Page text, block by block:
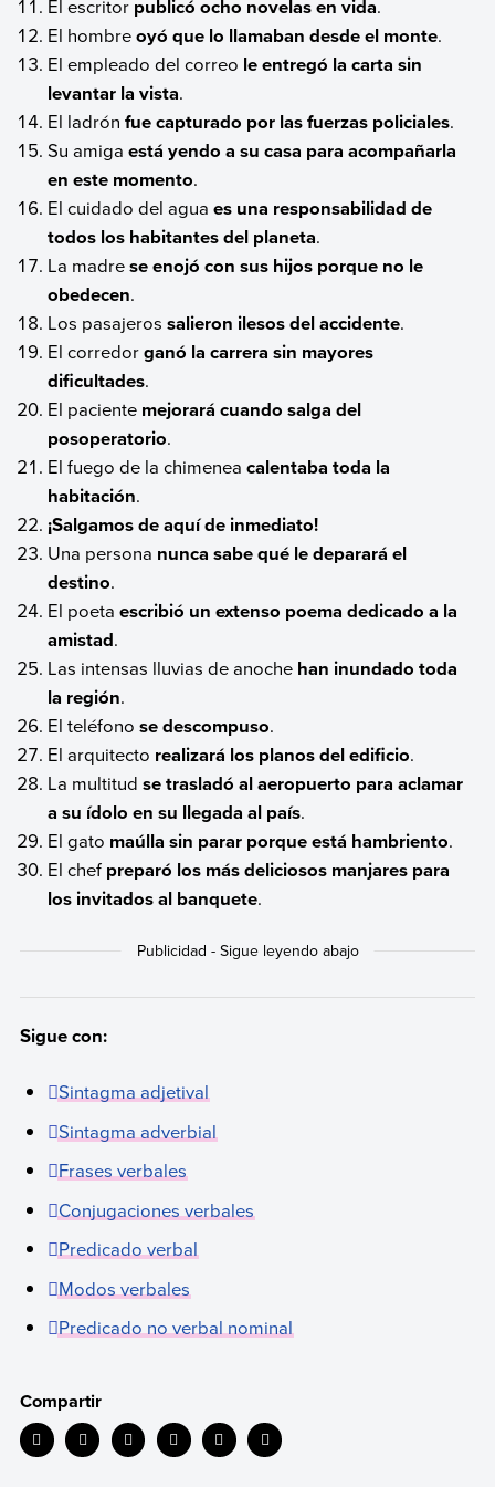
El escritor publicó ocho novelas en vida.
El hombreoyó que lo llamaban desde el monte.
El empleado del correo le entregó la carta sin
levantar la vista.
El ladrónfue capturado por las fuerzas policiales.
Su amigaestá yendo a su casa para acompañarla
en este momento.
El cuidado del aguaes una responsabilidad de
todos los habitantes del planeta.
La madrese enojó con sus hijos porque no le
obedecen.
Los pasajerossalieron ilesos del accidente.
El corredorganó la carrera sin mayores
dificultades.
El paciente mejorará cuando salga del
posoperatorio.
El fuego de la chimenea calentaba toda la
habitación.
¡Salgamos de aquí de inmediato!
Una persona nunca sabe qué le deparará el
destino.
El poetaescribió un extenso poema dedicado a la
amistad.
Las intensas lluvias de anoche han inundado toda
la región.
El teléfonose descompuso.
El arquitecto realizará los planos del edificio.
La multitudse trasladó al aeropuerto para aclamar
a su ídolo en su llegada al país.
El gato maúlla sin parar porque está hambriento.
El chef preparó los más deliciosos manjares para
los invitados al banquete.
Sigue con:
Sintagma adjetival
Sintagma adverbial
Frases verbales
Conjugaciones verbales
Predicado verbal
Modos verbales
Predicado no verbal nominal
Compartir